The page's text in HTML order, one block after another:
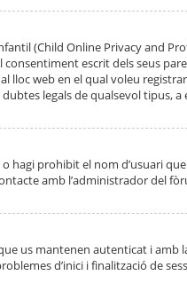
(Child Online Privacy and
escrit dels seus
lloc web en el qual voleu
legals de qualsevol tipus, a
hagi prohibit el nom d’usuari
amb l’administrador del
us mantenen autenticat i
d’inici i finalització de